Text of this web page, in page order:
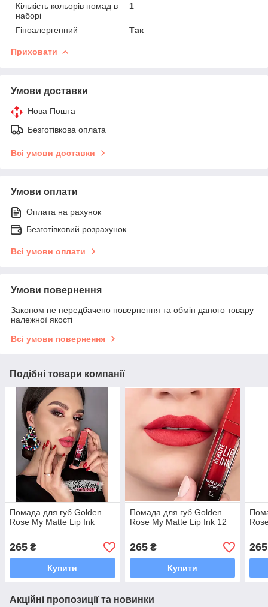
Кількість кольорів помад в
наборі
1
Гіпоалергенний Так
Приховати
Умови доставки
Нова Пошта
Безготівкова оплата
Всі умови доставки
Умови оплати
Оплата на рахунок
Безготівковий розрахунок
Всі умови оплати
Умови повернення
Законом не передбачено повернення та обмін даного товару
належної якості
Всі умови повернення
Подібні товари компанії
Помада для губ Golden
Rose My Matte Lip Ink
265 ₴
Купити
Помада для губ Golden
Rose My Matte Lip Ink 12
265₴
Купити
265
Акційні пропозиції та новинки